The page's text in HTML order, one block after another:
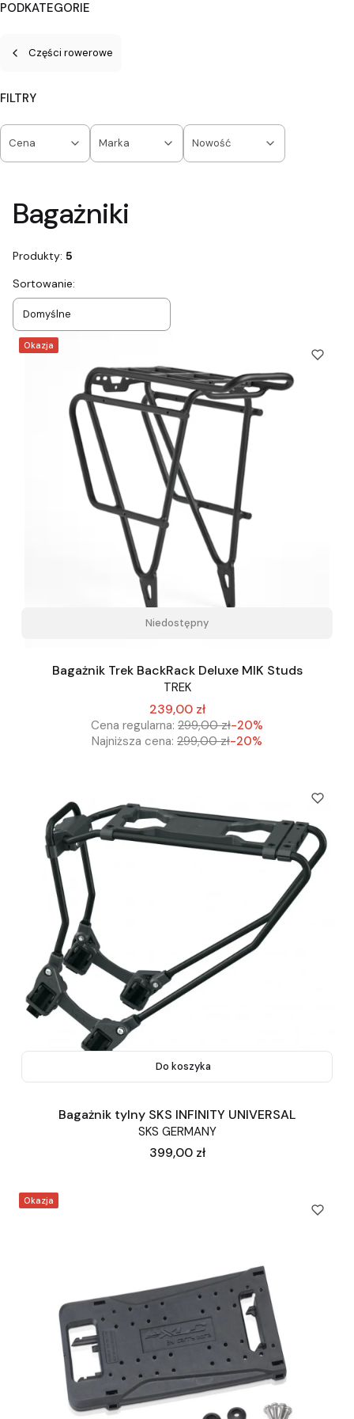
PODKATEGORIE
Części rowerowe
FILTRY
Cena Marka Nowość
Bagażniki
Produkty: 5
Lista produktów
Sortowanie:
Domyślne
Okazja
Niedostępny
Bagażnik Trek BackRack Deluxe MIK Studs
TREK
239,00 zł
Cena regularna: 299,00 zł-20%
Najniższa cena: 299,00 zł-20%
Do koszyka
Bagażnik tylny SKS INFINITY UNIVERSAL
SKS GERMANY
Cena
399,00 zł
Okazja